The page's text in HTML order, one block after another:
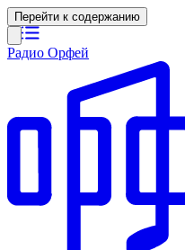
Перейти к содержанию
Радио Орфей